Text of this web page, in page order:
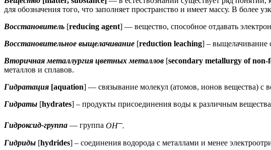
для обозначения того, что заполняет пространство и имеет массу. В
Восстановитель [reducing agent] — вещество, способное отдавать
Восстановительное выщелачивание [reduction leaching] – выщелачивание
Вторичная металлургия цветных металлов [secondary metallurgy of non-
металлов и сплавов.
Гидратация [aquation] — связывание молекул (атомов, ионов вещества) с
Гидраты [hydrates] – продукты присоединения воды к различным
Гидроксид-группа — группа ОН─.
Гидриды [hydrides] – соединения водорода с металлами и менее